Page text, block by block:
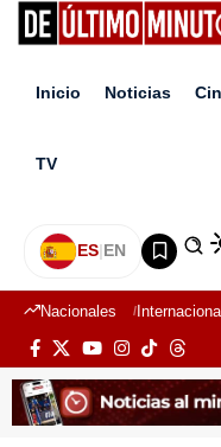
Inicio Noticias
TV
ES|EN
Nacionales